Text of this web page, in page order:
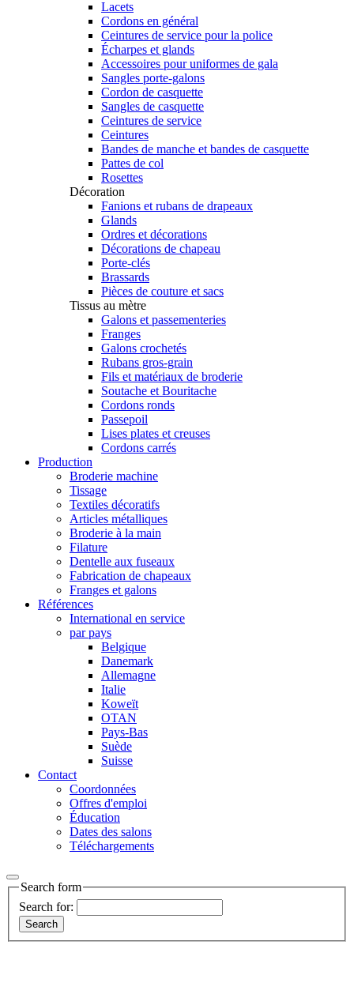
Lacets
Cordons en général
Ceintures de service pour la police
Écharpes et glands
Accessoires pour uniformes de gala
Sangles porte-galons
Cordon de casquette
Sangles de casquette
Ceintures de service
Ceintures
Bandes de manche et bandes de casquette
Pattes de col
Rosettes
Décoration
Fanions et rubans de drapeaux
Glands
Ordres et décorations
Décorations de chapeau
Porte-clés
Brassards
Pièces de couture et sacs
Tissus au mètre
Galons et passementeries
Franges
Galons crochetés
Rubans gros-grain
Fils et matériaux de broderie
Soutache et Bouritache
Cordons ronds
Passepoil
Lises plates et creuses
Cordons carrés
Production
Broderie machine
Tissage
Textiles décoratifs
Articles métalliques
Broderie à la main
Filature
Dentelle aux fuseaux
Fabrication de chapeaux
Franges et galons
Références
International en service
par pays
Belgique
Danemark
Allemagne
Italie
Koweït
OTAN
Pays-Bas
Suède
Suisse
Contact
Coordonnées
Offres d'emploi
Éducation
Dates des salons
Téléchargements
Search form
Search for: